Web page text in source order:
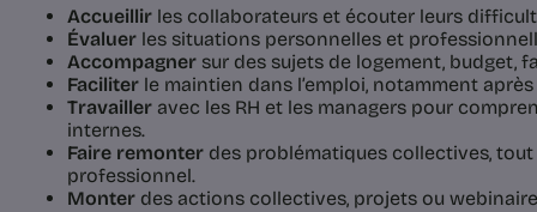
Accueillir les collaborateurs et écouter leurs
Évaluer les situations personnelles et
Accompagner sur des sujets de logement, budget,
Faciliter le maintien dans l’emploi, notamment
Travailler avec les RH et les managers pour
internes.
Faire remonter des problématiques collectives,
professionnel.
Monter des actions collectives, projets ou